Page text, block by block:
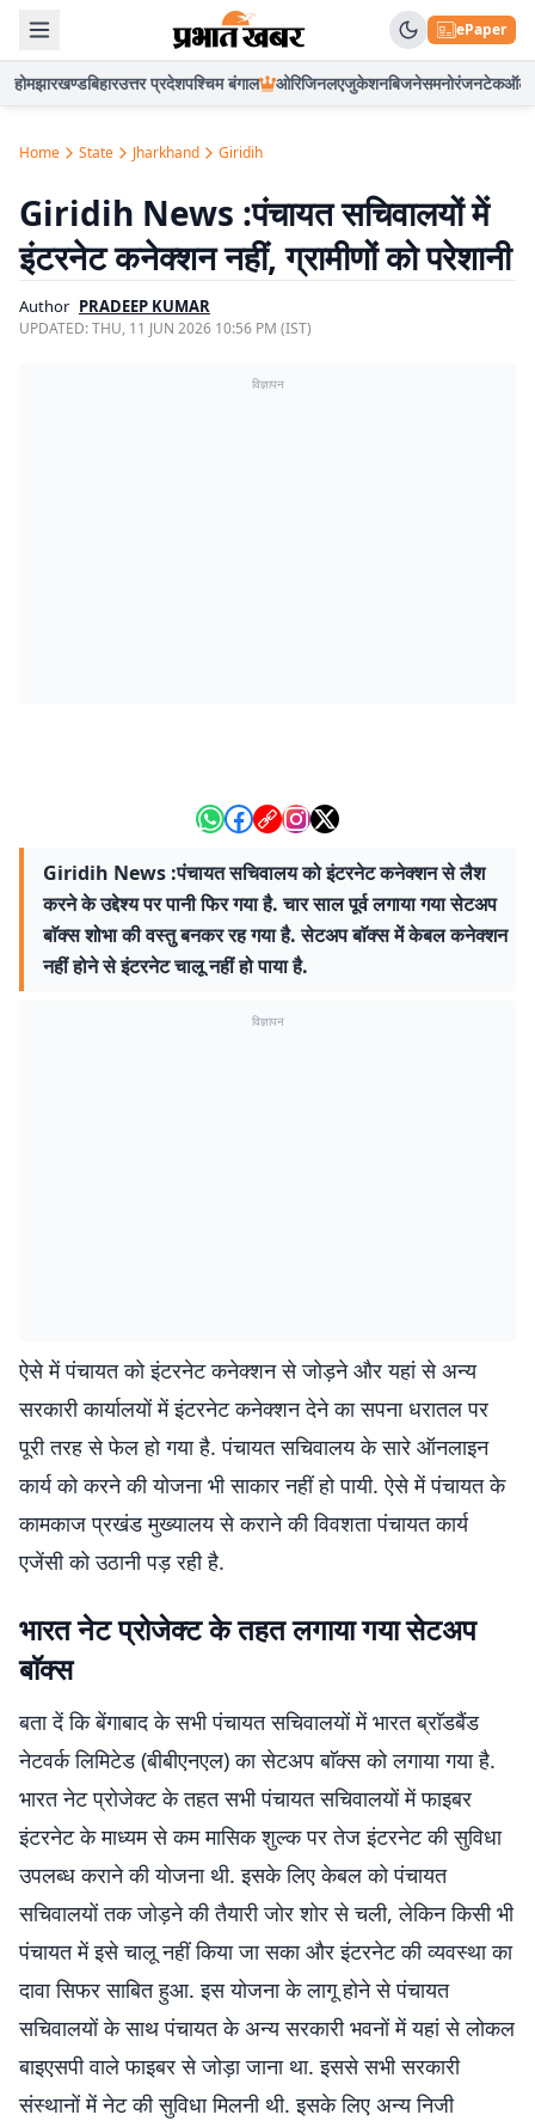
ePaper
होमझारखण्डबिहारउत्तर प्रदेशपश्चिम बंगाल ओरिजिनलएजुकेशनबिजनेसमनोरंजनटेकऑटो
Home State Jharkhand Giridih
Giridih News :पंचायत सचिवालयों में
इंटरनेट कनेक्शन नहीं, ग्रामीणों को परेशानी
Author PRADEEP KUMAR
UPDATED:THU, 11 JUN 2026 10:56 PM (IST)
विज्ञापन
Giridih News :पंचायत सचिवालय को इंटरनेट कनेक्शन से लैश
करने के उद्देश्य पर पानी फिर गया है. चार साल पूर्व लगाया गया सेटअप
बाॅक्स शोभा की वस्तु बनकर रह गया है. सेटअप बाॅक्स में केबल कनेक्शन
नहीं होने से इंटरनेट चालू नहीं हो पाया है.
विज्ञापन
ऐसे में पंचायत को इंटरनेट कनेक्शन से जोड़ने और यहां से अन्य
सरकारी कार्यालयों में इंटरनेट कनेक्शन देने का सपना धरातल पर
पूरी तरह से फेल हो गया है. पंचायत सचिवालय के सारे ऑनलाइन
कार्य को करने की योजना भी साकार नहीं हो पायी. ऐसे में पंचायत के
कामकाज प्रखंड मुख्यालय से कराने की विवशता पंचायत कार्य
एजेंसी को उठानी पड़ रही है.
भारत नेट प्रोजेक्ट के तहत लगाया गया सेटअप
बाॅक्स
बता दें कि बेंगाबाद के सभी पंचायत सचिवालयों में भारत ब्राॅडबैंड
नेटवर्क लिमिटेड (बीबीएनएल) का सेटअप बाॅक्स को लगाया गया है.
भारत नेट प्रोजेक्ट के तहत सभी पंचायत सचिवालयों में फाइबर
इंटरनेट के माध्यम से कम मासिक शुल्क पर तेज इंटरनेट की सुविधा
उपलब्ध कराने की योजना थी. इसके लिए केबल को पंचायत
सचिवालयों तक जोड़ने की तैयारी जोर शोर से चली, लेकिन किसी भी
पंचायत में इसे चालू नहीं किया जा सका और इंटरनेट की व्यवस्था का
दावा सिफर साबित हुआ. इस योजना के लागू होने से पंचायत
सचिवालयों के साथ पंचायत के अन्य सरकारी भवनों में यहां से लोकल
बाइएसपी वाले फाइबर से जोड़ा जाना था. इससे सभी सरकारी
संस्थानों में नेट की सुविधा मिलनी थी. इसके लिए अन्य निजी